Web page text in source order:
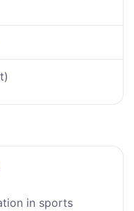
in sports